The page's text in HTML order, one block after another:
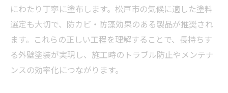
にわたり丁寧に塗布します。松戸市の気候に適した塗料
選定も大切で、防カビ・防藻効果のある製品が推奨され
ます。これらの正しい工程を理解することで、長持ちす
る外壁塗装が実現し、施工時のトラブル防止やメンテナ
ンスの効率化につながります。